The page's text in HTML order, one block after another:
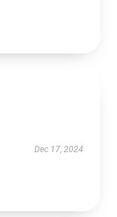
Dec 17, 2024